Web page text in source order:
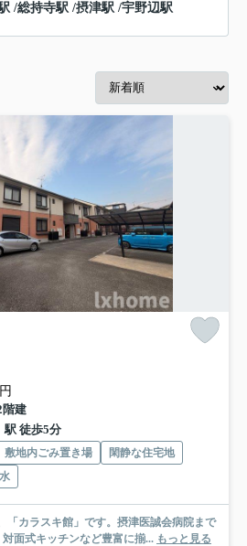
/総持寺駅 /摂津駅 /宇野辺駅
階建
駅 徒歩5分
敷地内ごみ置き場
閑静な住宅地
「カラスキ館」です。摂津医誠会病院まで
面式キッチンなど豊富に揃... もっと見る